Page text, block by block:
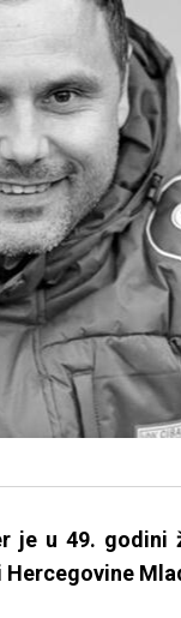
je u 49. godini